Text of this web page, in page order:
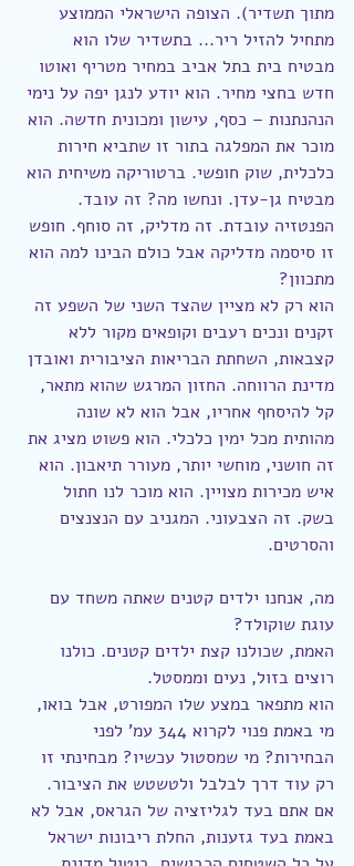
מתוך תשדיר). הצופה הישראלי הממוצע
מתחיל להזיל ריר... בתשדיר שלו הוא
מבטיח בית בתל אביב במחיר מטריף ואוטו
חדש בחצי מחיר. הוא יודע לנגן יפה על נימי
הנהנתנות – כסף, עישון ומכונית חדשה. הוא
מוכר את המפלגה בתור זו שתביא חירות
כלכלית, שוק חופשי. ברטוריקה משיחית הוא
מבטיח גן-עדן. ונחשו מה? זה עובד.
הפנטזיה עובדת. זה מדליק, זה סוחף. חופש
זו סיסמה מדליקה אבל כולם הבינו למה הוא
מתכוון?
הוא רק לא מציין שהצד השני של השפע זה
זקנים ונכים רעבים וקופאים מקור ללא
קצבאות, השחתת הבריאות הציבורית ואובדן
מדינת הרווחה. החזון המרגש שהוא מתאר,
קל להיסחף אחריו, אבל הוא לא שונה
מהותית מכל ימין כלכלי. הוא פשוט מציג את
זה חושני, מוחשי יותר, מעורר תיאבון. הוא
איש מכירות מצויין. הוא מוכר לנו חתול
בשק. זה הצבעוני. המגניב עם הנצנצים
והסרטים.
מה, אנחנו ילדים קטנים שאתה משחד עם
עוגת שוקולד?
האמת, שכולנו קצת ילדים קטנים. כולנו
רוצים בזול, נעים וממסטל.
הוא מתפאר במצע שלו המפורט, אבל בואו,
מי באמת פנוי לקרוא 344 עמ' לפני
הבחירות? מי שמסטול עכשיו? מבחינתי זו
רק עוד דרך לבלבל ולטשטש את הציבור.
אם אתם בעד לגליזציה של הגראס, אבל לא
באמת בעד גזענות, החלת ריבונות ישראל